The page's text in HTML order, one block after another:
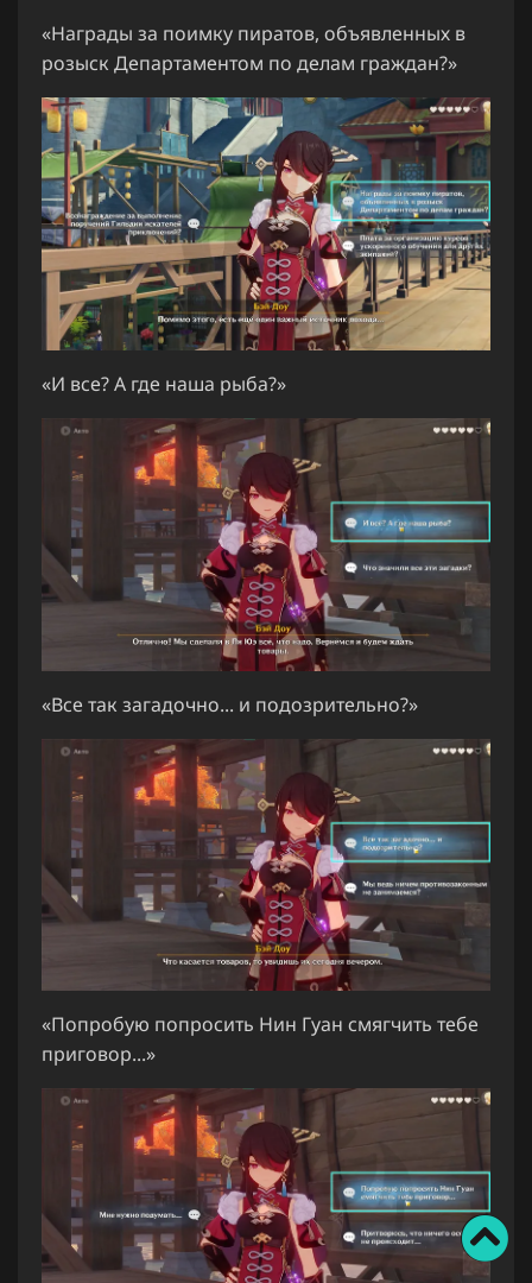
«Награды за поимку пиратов, объявленных в
розыск Департаментом по делам граждан?»
«И все? А где наша рыба?»
«Все так загадочно... и подозрительно?»
«Попробую попросить Нин Гуан смягчить тебе
приговор...»